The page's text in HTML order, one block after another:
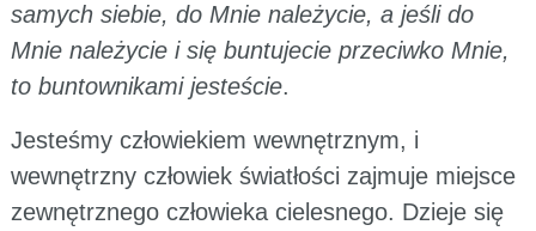
samych siebie, do Mnie należycie, a jeśli do
Mnie należycie i się buntujecie przeciwko Mnie,
to buntownikami jesteście.
Jesteśmy człowiekiem wewnętrznym, i
wewnętrzny człowiek światłości zajmuje miejsce
zewnętrznego człowieka cielesnego. Dzieje się